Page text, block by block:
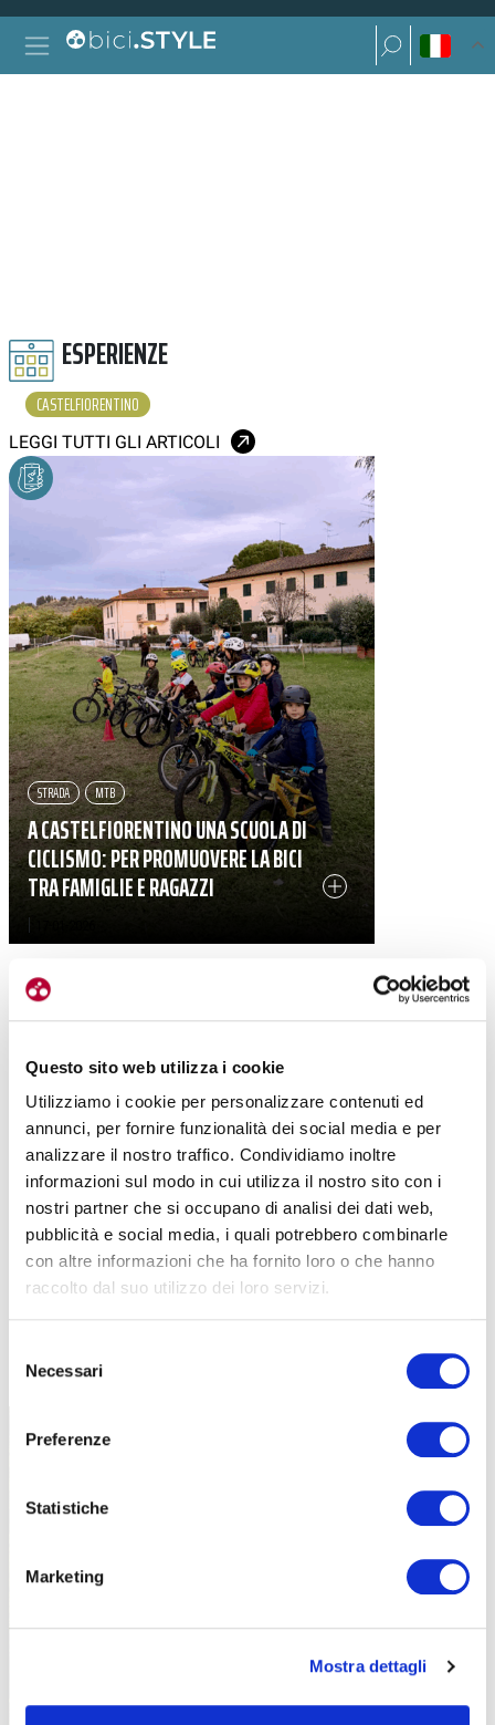
Questo sito web utilizza i cookie
Utilizziamo i cookie per personalizzare contenuti ed
annunci, per fornire funzionalità dei social media e per
analizzare il nostro traffico. Condividiamo inoltre
informazioni sul modo in cui utilizza il nostro sito con i
nostri partner che si occupano di analisi dei dati web,
pubblicità e social media, i quali potrebbero combinarle
con altre informazioni che ha fornito loro o che hanno
raccolto dal suo utilizzo dei loro servizi.
delNecessari
Preferenze
Statistiche
Marketing
Mostra dettagli
Vai al contenuto
Navigazione principale
Ricerca per:
Ricerca per:
ESPERIENZE
CASTELFIORENTINO
LEGGI TUTTI GLI ARTICOLI
A CASTELFIORENTINO UNA SCUOLA DI
CICLISMO: PER PROMUOVERE LA BICI
TRA FAMIGLIE E RAGAZZI
STRADA MTB
TUTTE LE CATEGORIE DEL MAGAZINE